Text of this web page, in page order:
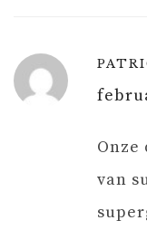
Onze
van